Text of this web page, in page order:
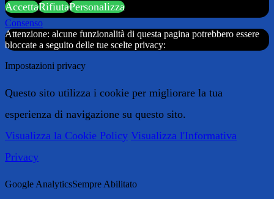
AccettaRifiutaPersonalizza
Consenso
Attenzione: alcune funzionalità di questa pagina potrebbero essere
bloccate a seguito delle tue scelte privacy:
Impostazioni privacy
Questo sito utilizza i cookie per migliorare la tua
esperienza di navigazione su questo sito.
Visualizza la Cookie Policy Visualizza l'Informativa
Privacy
Google AnalyticsSempre Abilitato